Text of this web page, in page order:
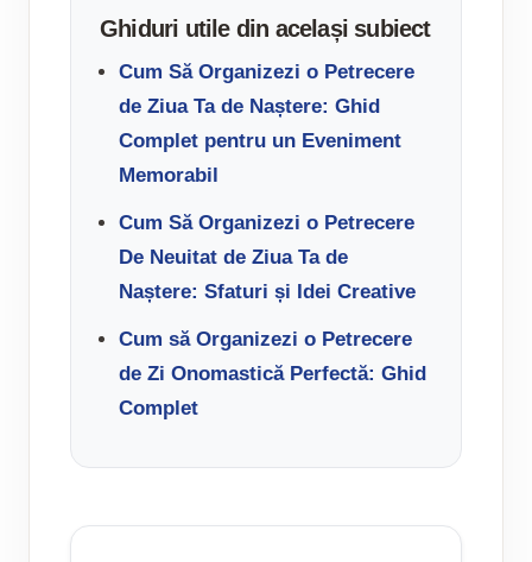
Ghiduri utile din același subiect
Cum Să Organizezi o Petrecere
de Ziua Ta de Naștere: Ghid
Complet pentru un Eveniment
Memorabil
Cum Să Organizezi o Petrecere
De Neuitat de Ziua Ta de
Naștere: Sfaturi și Idei Creative
Cum să Organizezi o Petrecere
de Zi Onomastică Perfectă: Ghid
Complet